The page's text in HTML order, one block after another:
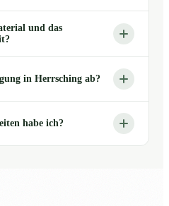
und das
in Herrsching ab?
habe ich?